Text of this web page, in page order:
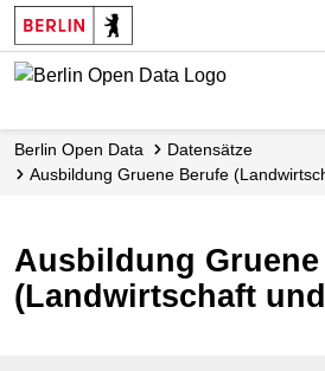
Skip
to
main
Berlin Open Data
Datensätze
Ausbildung Gruene Berufe
Ausbildung
(Landwirtschaft